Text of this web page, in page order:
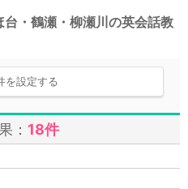
台・鶴瀬・柳瀬川の英会話教
を設定する
： 18件